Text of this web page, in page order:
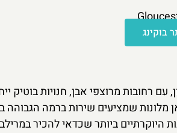
בוקינג
רחובות מרוצפי אבן, חנויות בוטיק
מלונות שמציעים שירות ברמה הגבוהה
היוקרתיים ביותר שכדאי להכיר